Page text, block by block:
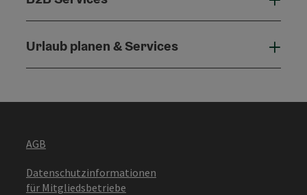
Urlaub planen & Services
AGB
Datenschutzinformationen
für Mitgliedsbetriebe